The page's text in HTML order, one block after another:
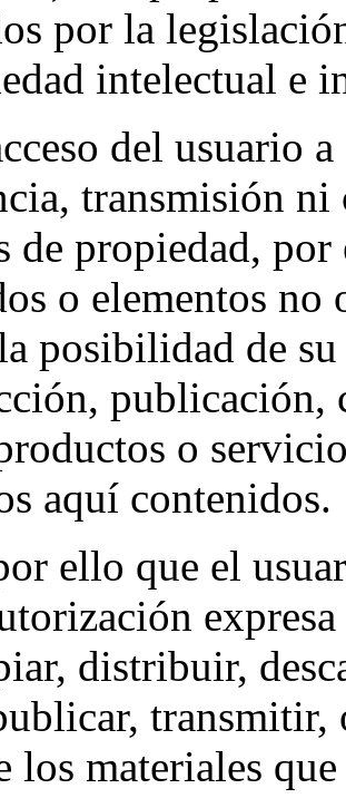
por la
intelectual e
del usuario
transmisión
de propiedad, por
o elementos
posibilidad de
publicación,
o
aquí contenidos.
ello que el
distribuir,
transmitir,
los materiales